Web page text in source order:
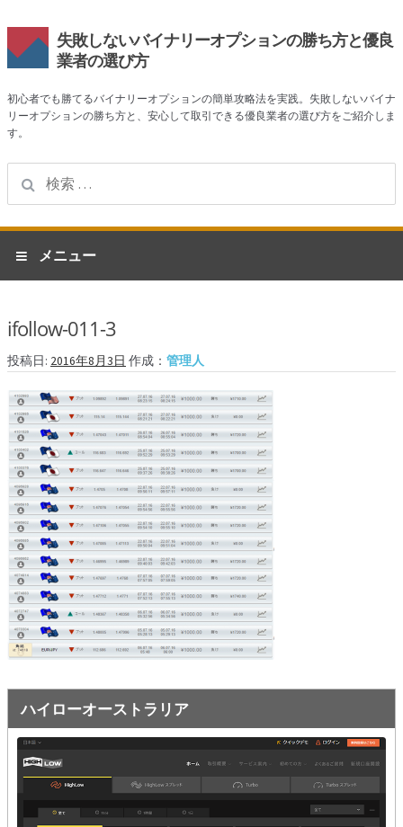
失敗しないバイナリーオプションの勝ち方と優良
業者の選び方
初心者でも勝てるバイナリーオプションの簡単攻略法を実践。失敗しないバイナ
リーオプションの勝ち方と、安心して取引できる優良業者の選び方をご紹介しま
す。
ナ
ビ
ゲ
シ
ン
へ
ス
キ
ッ
プ
コ
ン
テ
ツ
ス
キ
ッ
プ
メニュー
業者一覧
ハイローオーストラリア
オプションビット
ファイブスターズオプション
初心者講座
基本ルール・取引のしかた
トレンドを見極める
トレンド順張りで勝つ方法
逆張りと相場変動のしくみ
負けそうなときは損切り
攻略法まとめ
ローソク足チャート
ifollow-011-3
投稿日: 2016年8月3日 作成： 管理人
ハイローオーストラリア